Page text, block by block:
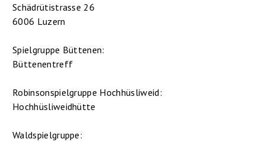
Schädrütistrasse 26
6006 Luzern
Spielgruppe Büttenen:
Büttenentreff
Robinsonspielgruppe Hochhüsliweid:
Hochhüsliweidhütte
Waldspielgruppe: